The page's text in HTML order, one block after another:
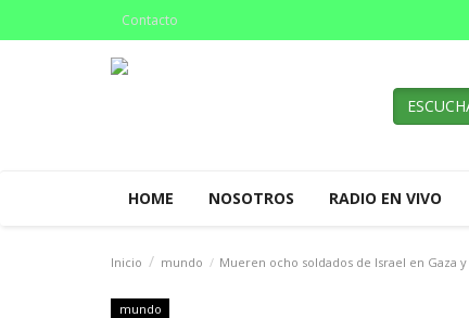
Contacto
HOME NOSOTROS RADIO EN VIVO
Inicio mundo Mueren ocho soldados de Israel en Gaza
mundo